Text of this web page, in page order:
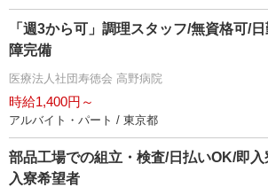
「週3から可」調理スタッフ/無資格可/
障完備
医療法人社団寿徳会 高野病院
時給1,400円～
アルバイト・パート / 東京都
部品工場での組立・検査/日払いOK/即入
入寮希望者